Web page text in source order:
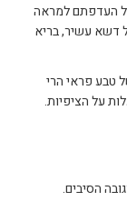
העדפתם למראה
דשא עשיר, בריא
טבע פראי הרי
הסיבים.